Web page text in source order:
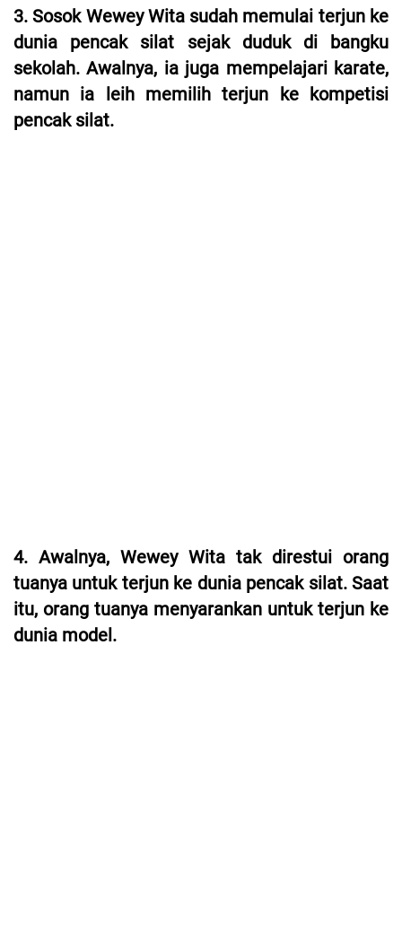
3. Sosok Wewey Wita sudah memulai terjun ke
dunia pencak silat sejak duduk di bangku
sekolah. Awalnya, ia juga mempelajari karate,
namun ia leih memilih terjun ke kompetisi
pencak silat.
4. Awalnya, Wewey Wita tak direstui orang
tuanya untuk terjun ke dunia pencak silat. Saat
itu, orang tuanya menyarankan untuk terjun ke
dunia model.